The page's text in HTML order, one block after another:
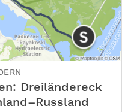
Dreiländereck